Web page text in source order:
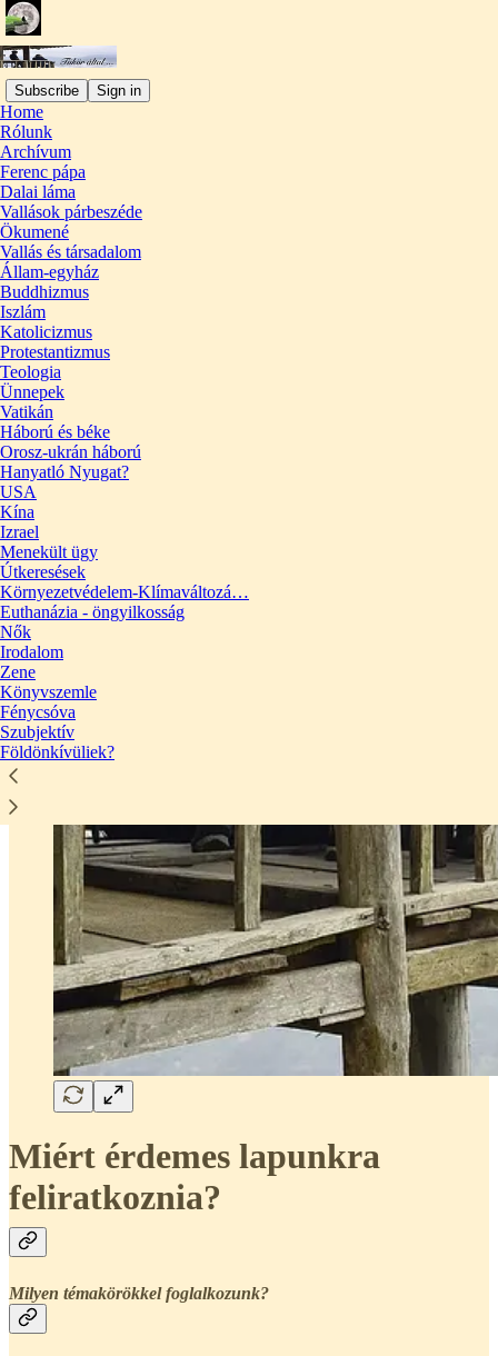
Subscribe Sign in
Home
Rólunk
Archívum
Ferenc pápa
Dalai láma
Vallások párbeszéde
Ökumené
Vallás és társadalom
Állam-egyház
Buddhizmus
Iszlám
Katolicizmus
Protestantizmus
Teologia
Ünnepek
Vatikán
Háború és béke
Orosz-ukrán háború
Hanyatló Nyugat?
USA
Kína
Izrael
Menekült ügy
Útkeresések
Környezetvédelem-Klímaváltozá…
Euthanázia - öngyilkosság
Nők
Irodalom
Zene
Könyvszemle
Fénycsóva
Szubjektív
Földönkívüliek?
Miért érdemes lapunkra
feliratkoznia?
Milyen témakörökkel foglalkozunk?